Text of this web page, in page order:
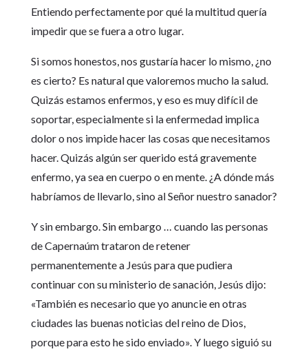
Entiendo perfectamente por qué la multitud quería
impedir que se fuera a otro lugar.
Si somos honestos, nos gustaría hacer lo mismo, ¿no
es cierto? Es natural que valoremos mucho la salud.
Quizás estamos enfermos, y eso es muy difícil de
soportar, especialmente si la enfermedad implica
dolor o nos impide hacer las cosas que necesitamos
hacer. Quizás algún ser querido está gravemente
enfermo, ya sea en cuerpo o en mente. ¿A dónde más
habríamos de llevarlo, sino al Señor nuestro sanador?
Y sin embargo. Sin embargo … cuando las personas
de Capernaúm trataron de retener
permanentemente a Jesús para que pudiera
continuar con su ministerio de sanación, Jesús dijo:
«También es necesario que yo anuncie en otras
ciudades las buenas noticias del reino de Dios,
porque para esto he sido enviado». Y luego siguió su